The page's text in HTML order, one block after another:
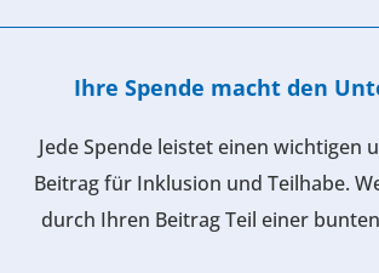
Ihre Spende macht den
Jede Spende leistet einen wichtigen
Beitrag für Inklusion und Teilhabe.
durch Ihren Beitrag Teil einer